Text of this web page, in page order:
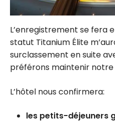
L’enregistrement se fera
statut Titanium Élite
surclassement en suite
préférons maintenir
L’hôtel nous confirmera:
les petits-déjeuners